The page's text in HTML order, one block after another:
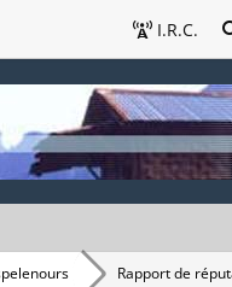
I.R.C.
Rapport de